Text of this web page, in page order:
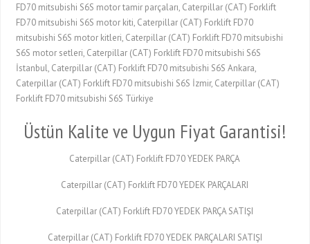
FD70 mitsubishi S6S motor tamir parçaları, Caterpillar (CAT) Forklift
FD70 mitsubishi S6S motor kiti, Caterpillar (CAT) Forklift FD70
mitsubishi S6S motor kitleri, Caterpillar (CAT) Forklift FD70 mitsubishi
S6S motor setleri, Caterpillar (CAT) Forklift FD70 mitsubishi S6S
İstanbul, Caterpillar (CAT) Forklift FD70 mitsubishi S6S Ankara,
Caterpillar (CAT) Forklift FD70 mitsubishi S6S İzmir, Caterpillar (CAT)
Forklift FD70 mitsubishi S6S Türkiye
Üstün Kalite ve Uygun Fiyat Garantisi!
Caterpillar (CAT) Forklift FD70 YEDEK PARÇA
Caterpillar (CAT) Forklift FD70 YEDEK PARÇALARI
Caterpillar (CAT) Forklift FD70 YEDEK PARÇA SATIŞI
Caterpillar (CAT) Forklift FD70 YEDEK PARÇALARI SATIŞI